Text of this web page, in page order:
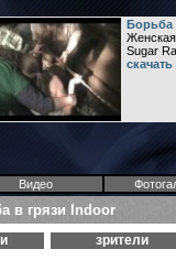
Борьба
Женская
Sugar
Видео
в грязи Indoor
зрители